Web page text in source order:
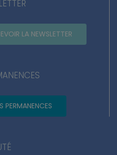
LA NEWSLETTER
PERMANENCES